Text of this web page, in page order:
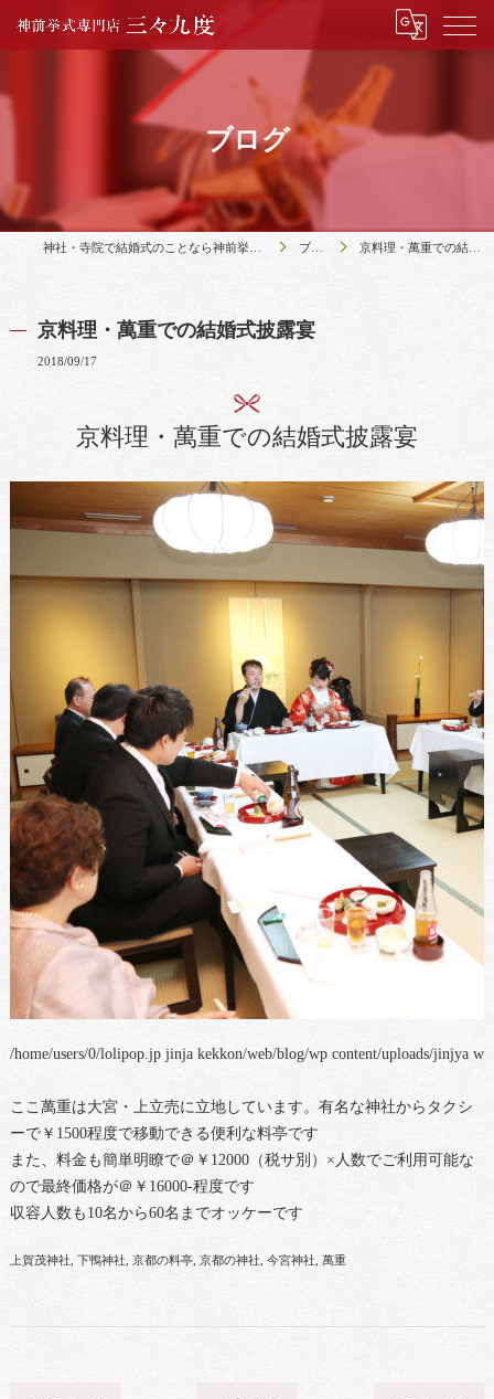
ブログ
神社・寺院で結婚式のことなら神前挙式専門店三々九度 ブログ 京料理・萬重での結婚式披露宴
京料理・萬重での結婚式披露宴
2018/09/17
京料理・萬重での結婚式披露宴
/home/users/0/lolipop.jp jinja kekkon/web/blog/wp content/uploads/jinjya
ここ萬重は大宮・上立売に立地しています。有名な神社からタクシ
ーで￥1500程度で移動できる便利な料亭です
また、料金も簡単明瞭で＠￥12000（税サ別）×人数でご利用可能な
ので最終価格が＠￥16000-程度です
収容人数も10名から60名までオッケーです
上賀茂神社 下鴨神社 京都の料亭 京都の神社 今宮神社 萬重